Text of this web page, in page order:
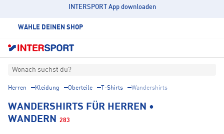
INTERSPORT App downloaden
WÄHLE DEINEN SHOP
Wonach suchst du?
Herren Kleidung Oberteile T-Shirts Wandershirts
WANDERSHIRTS FÜR HERREN •
WANDERN 283